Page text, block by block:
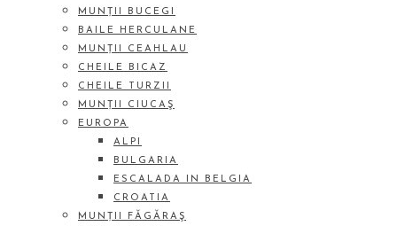
MUNȚII BUCEGI
BAILE HERCULANE
MUNȚII CEAHLAU
CHEILE BICAZ
CHEILE TURZII
MUNȚII CIUCAŞ
EUROPA
ALPI
BULGARIA
ESCALADA IN BELGIA
CROATIA
MUNȚII FĂGĂRAŞ